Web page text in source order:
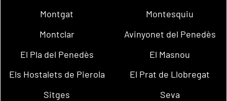
Montgat
Montesquiu
Montclar
Avinyonet del Penedès
El Pla del Penedès
El Masnou
Els Hostalets de Pierola
El Prat de Llobregat
Sitges
Seva